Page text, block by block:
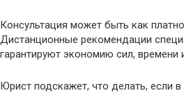
Консультация может быть как
Дистанционные рекомендации
гарантируют экономию сил, времени
Юрист подскажет, что делать, если в